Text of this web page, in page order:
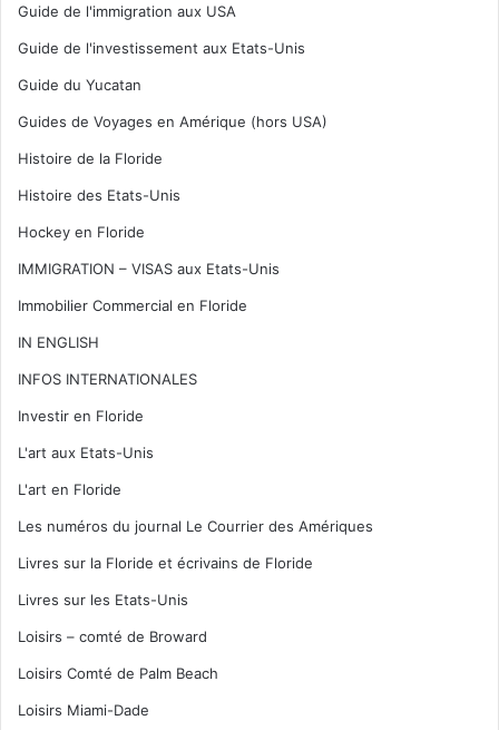
Guide de l'immigration aux USA
Guide de l'investissement aux Etats-Unis
Guide du Yucatan
Guides de Voyages en Amérique (hors USA)
Histoire de la Floride
Histoire des Etats-Unis
Hockey en Floride
IMMIGRATION – VISAS aux Etats-Unis
Immobilier Commercial en Floride
IN ENGLISH
INFOS INTERNATIONALES
Investir en Floride
L'art aux Etats-Unis
L'art en Floride
Les numéros du journal Le Courrier des Amériques
Livres sur la Floride et écrivains de Floride
Livres sur les Etats-Unis
Loisirs – comté de Broward
Loisirs Comté de Palm Beach
Loisirs Miami-Dade